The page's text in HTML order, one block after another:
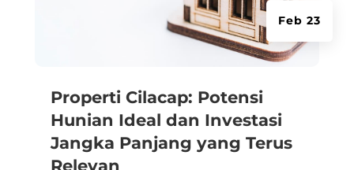
Properti Cilacap: Potensi
Hunian Ideal dan Investasi
Jangka Panjang yang Terus
Relevan
Feb 23